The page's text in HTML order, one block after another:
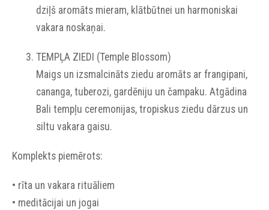
dziļš aromāts mieram, klātbūtnei un harmoniskai
vakara noskaņai.
TEMPĻA ZIEDI (Temple Blossom)
Maigs un izsmalcināts ziedu aromāts ar frangipani,
cananga, tuberozi, gardēniju un čampaku. Atgādina
Bali tempļu ceremonijas, tropiskus ziedu dārzus un
siltu vakara gaisu.
Komplekts piemērots:
• rīta un vakara rituāliem
• meditācijai un jogai